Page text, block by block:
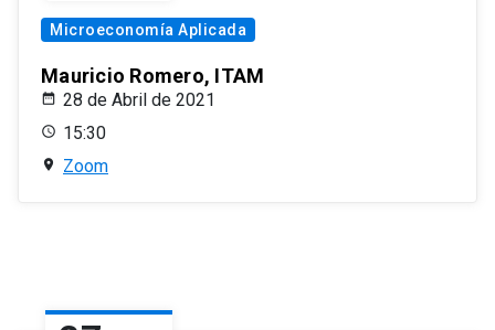
Microeconomía Aplicada
Mauricio Romero, ITAM
28 de Abril de 2021
15:30
Zoom